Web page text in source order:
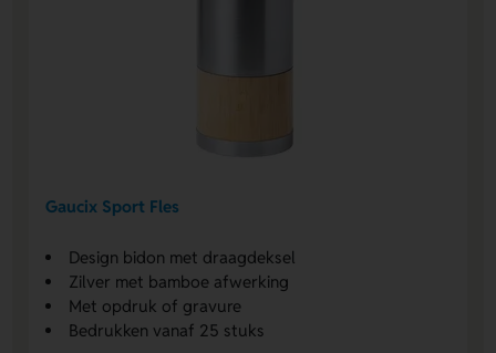
Gaucix Sport Fles
Design bidon met draagdeksel
Zilver met bamboe afwerking
Met opdruk of gravure
Bedrukken vanaf 25 stuks